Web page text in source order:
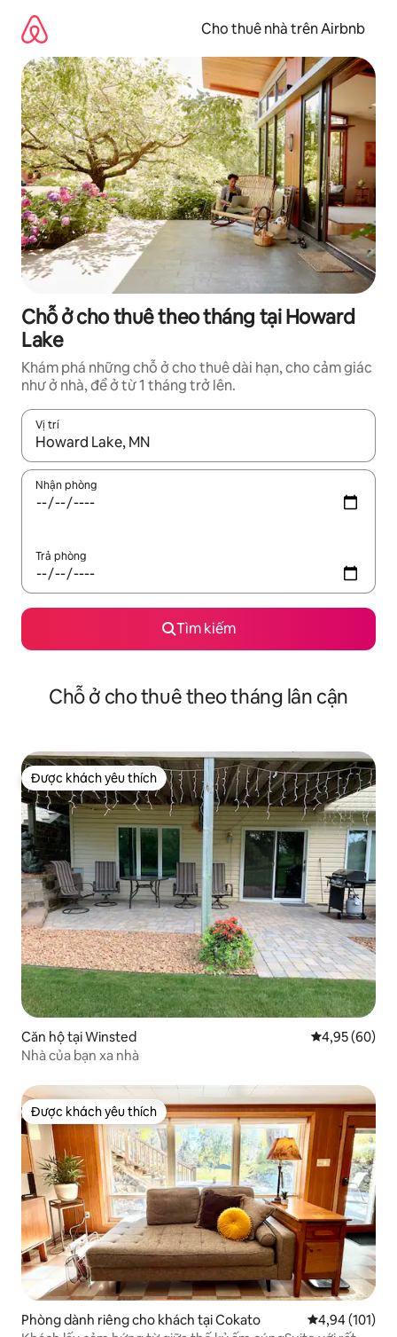
dung
Cho thuê nhà trên Airbnb
Chỗ ở cho thuê theo tháng tại Howard
Lake
Khám phá những chỗ ở cho thuê dài hạn, cho cảm giác
như ở nhà, để ở từ 1 tháng trở lên.
Vị trí
Khi có kết quả, hãy điều hướng bằng phím mũi tên lên và
Nhận phòng
Trả phòng
Tìm kiếm
Chỗ ở cho thuê theo tháng lân cận
Được khách yêu thích
Được khách yêu thích
Căn hộ tại Winsted Xếp hạng
4,95 (60)
Nhà của bạn xa nhà
Được khách yêu thích
Được khách yêu thích
Phòng dành riêng cho khách tại Cokato Xếp hạng
4,94 (101)